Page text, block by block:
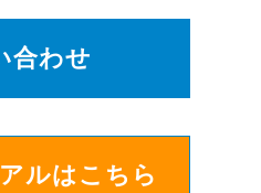
合わせ
ルはこちら